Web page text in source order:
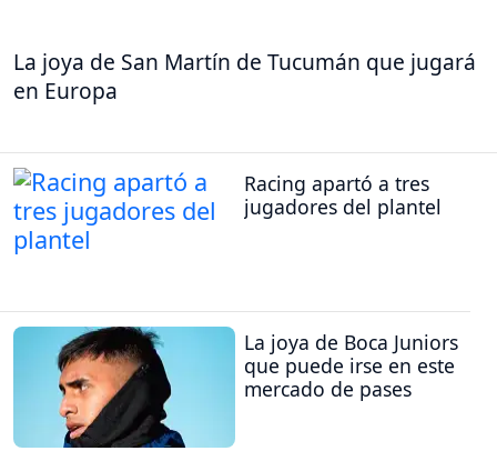
La joya de San Martín de Tucumán que jugará
en Europa
Racing apartó a tres
jugadores del plantel
La joya de Boca Juniors
que puede irse en este
mercado de pases